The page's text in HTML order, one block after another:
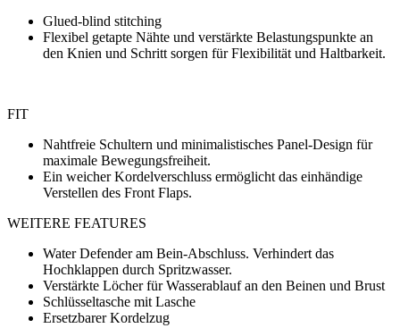
Glued-blind stitching
Flexibel getapte Nähte und verstärkte Belastungspunkte an
den Knien und Schritt sorgen für Flexibilität und Haltbarkeit.
FIT
Nahtfreie Schultern und minimalistisches Panel-Design für
maximale Bewegungsfreiheit.
Ein weicher Kordelverschluss ermöglicht das einhändige
Verstellen des Front Flaps.
WEITERE FEATURES
Water Defender am Bein-Abschluss. Verhindert das
Hochklappen durch Spritzwasser.
Verstärkte Löcher für Wasserablauf an den Beinen und Brust
Schlüsseltasche mit Lasche
Ersetzbarer Kordelzug